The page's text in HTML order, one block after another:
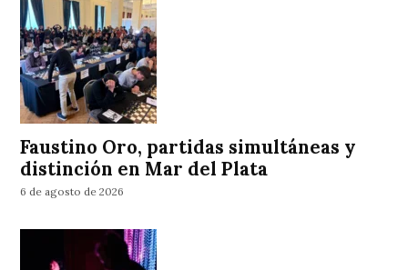
Faustino Oro, partidas simultáneas y
distinción en Mar del Plata
6 de agosto de 2026